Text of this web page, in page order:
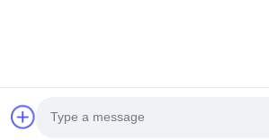
©2026- Wuxi Sylaith Special Steel Co., Ltd..